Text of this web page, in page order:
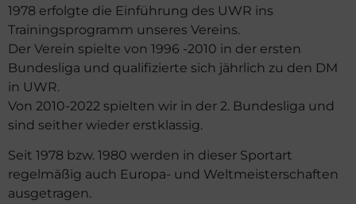
1978 erfolgte die Einführung des UWR ins
Trainingsprogramm unseres Vereins.
Der Verein spielte von 1996 -2010 in der ersten
Bundesliga und qualifizierte sich jährlich zu den DM
in UWR.
Von 2010-2022 spielten wir in der 2. Bundesliga und
sind seither wieder erstklassig.
Seit 1978 bzw. 1980 werden in dieser Sportart
regelmäßig auch Europa- und Weltmeisterschaften
ausgetragen.